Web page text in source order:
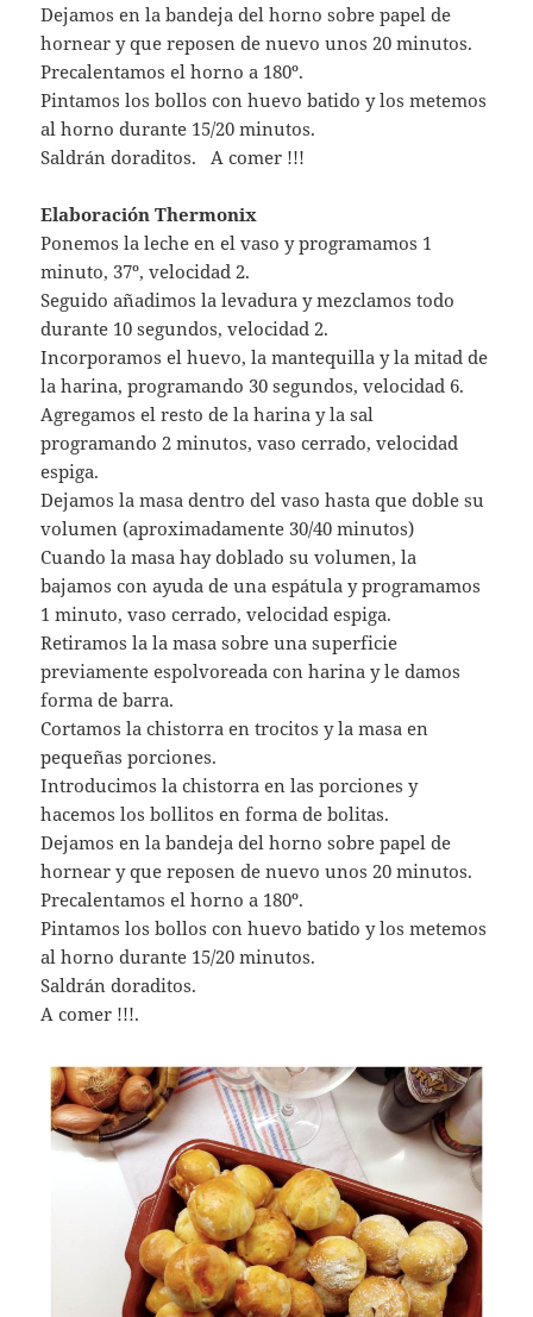
Dejamos en la bandeja del horno sobre papel de
hornear y que reposen de nuevo unos 20 minutos.
Precalentamos el horno a 180º.
Pintamos los bollos con huevo batido y los metemos
al horno durante 15/20 minutos.
Saldrán doraditos. A comer !!!
Elaboración Thermonix
Ponemos la leche en el vaso y programamos 1
minuto, 37º, velocidad 2.
Seguido añadimos la levadura y mezclamos todo
durante 10 segundos, velocidad 2.
Incorporamos el huevo, la mantequilla y la mitad de
la harina, programando 30 segundos, velocidad 6.
Agregamos el resto de la harina y la sal
programando 2 minutos, vaso cerrado, velocidad
espiga.
Dejamos la masa dentro del vaso hasta que doble su
volumen (aproximadamente 30/40 minutos)
Cuando la masa hay doblado su volumen, la
bajamos con ayuda de una espátula y programamos
1 minuto, vaso cerrado, velocidad espiga.
Retiramos la la masa sobre una superficie
previamente espolvoreada con harina y le damos
forma de barra.
Cortamos la chistorra en trocitos y la masa en
pequeñas porciones.
Introducimos la chistorra en las porciones y
hacemos los bollitos en forma de bolitas.
Dejamos en la bandeja del horno sobre papel de
hornear y que reposen de nuevo unos 20 minutos.
Precalentamos el horno a 180º.
Pintamos los bollos con huevo batido y los metemos
al horno durante 15/20 minutos.
Saldrán doraditos.
A comer !!!.